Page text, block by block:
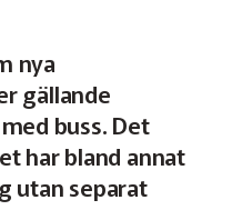
nya
gällande
buss. Det
har bland annat
utan separat